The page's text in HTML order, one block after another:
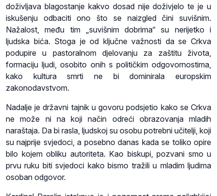
doživljava blagostanje kakvo dosad nije doživjelo te je u
iskušenju odbaciti ono što se naizgled čini suvišnim.
Nažalost, među tim „suvišnim dobrima“ su nerijetko i
ljudska bića. Stoga je od ključne važnosti da se Crkva
podupire u pastoralnom djelovanju za zaštitu života,
formaciju ljudi, osobito onih s političkim odgovornostima,
kako kultura smrti ne bi dominirala europskim
zakonodavstvom.
Nadalje je državni tajnik u govoru podsjetio kako se Crkva
ne može ni na koji način odreći obrazovanja mladih
naraštaja. Da bi rasla, ljudskoj su osobu potrebni učitelji, koji
su najprije svjedoci, a posebno danas kada se toliko opire
bilo kojem obliku autoriteta. Kao biskupi, pozvani smo u
prvu ruku biti svjedoci kako bismo tražili u mladim ljudima
osoban odgovor.